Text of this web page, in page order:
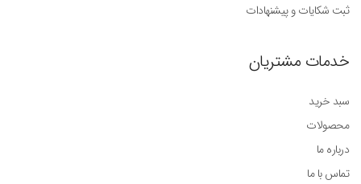
ثبت شکایات و پیشنهادات
خدمات مشتریان
سبد خرید
محصولات
درباره ما
تماس با ما